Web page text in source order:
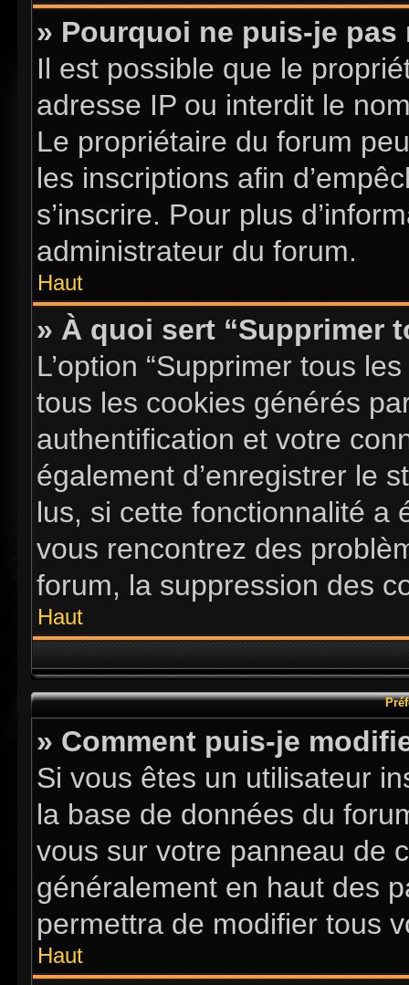
» Pourquoi ne puis-je pas
Il est possible que le
adresse IP ou interdit le
Le propriétaire du forum
les inscriptions afin
s’inscrire. Pour plus
administrateur du forum.
Haut
» À quoi sert “Supprimer
L’option “Supprimer tous
tous les cookies générés
authentification et votre
également d’enregistrer le
lus, si cette fonctionnalité a
vous rencontrez des
forum, la suppression des
Haut
» Comment puis-je
Si vous êtes un utilisateur
la base de données du
vous sur votre panneau de
généralement en haut des
permettra de modifier tous
Haut